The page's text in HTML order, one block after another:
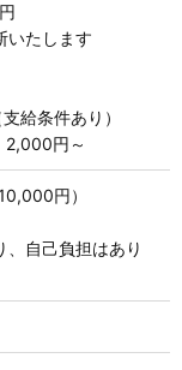
たします
給条件あり）
円～
円）
自己負担はあり